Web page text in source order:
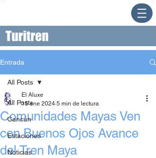
Entrada
All Posts
Cancún
Estaciones
Noticias
All Posts
Comunidades Mayas Ven
con Buenos Ojos Avance
del Tren Maya
El Aluxe
15 ene 2024 5 min de lectura